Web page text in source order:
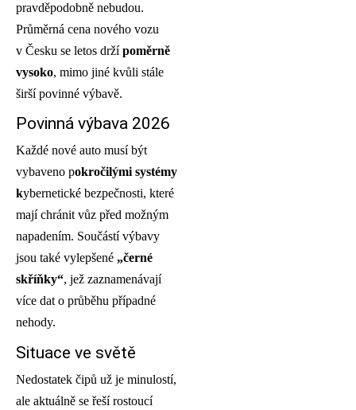
pravděpodobně nebudou.
Průměrná cena nového vozu
v Česku se letos držípoměrně
vysoko, mimo jiné kvůli stále
širší povinné výbavě.
Povinná výbava 2026
Každé nové auto musí být
vybaveno pokročilými systémy
kybernetické bezpečnosti, které
mají chránit vůz před možným
napadením. Součástí výbavy
jsou také vylepšené „černé
skříňky“, jež zaznamenávají
více dat o průběhu případné
nehody.
Situace ve světě
Nedostatek čipů už je minulostí,
ale aktuálně se řeší rostoucí